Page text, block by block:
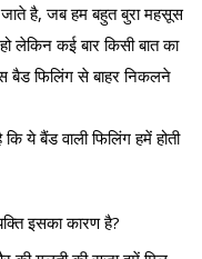
है, जब हम बहुत बुरा महसूस
लेकिन कई बार किसी बात का
बैड फिलिंग से बाहर निकलने
ये बैंड वाली फिलिंग हमें होती
इसका कारण है?